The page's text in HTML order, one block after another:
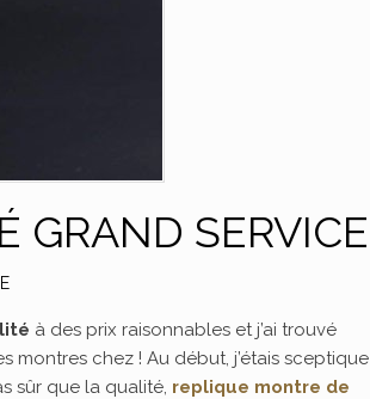
GRAND SERVICE
à des prix raisonnables et j’ai trouvé
montres chez ! Au début, j’étais sceptique
sûr que la qualité, replique montre de